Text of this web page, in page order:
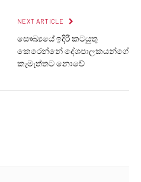
NEXT ARTICLE
සෞඛ්‍යයේ ඉදිරි කටයුතු
කෙරෙන්නේ දේශපාලකයන්ගේ
කැමැත්තට නොවේ